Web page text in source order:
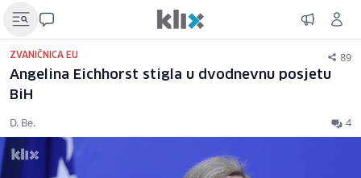
ZVANIČNICA EU 89
Angelina Eichhorst stigla u dvodnevnu posjetu
BiH
D. Be. 4